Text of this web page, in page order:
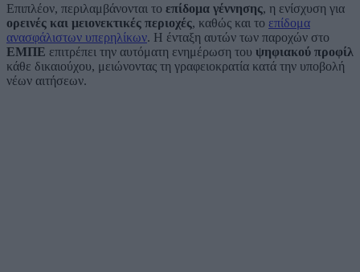
Επιπλέον, περιλαμβάνονται το επίδομα γέννησης, η ενίσχυση για
ορεινές και μειονεκτικές περιοχές, καθώς και το επίδομα
ανασφάλιστων υπερηλίκων. Η ένταξη αυτών των παροχών στο
ΕΜΠΕ επιτρέπει την αυτόματη ενημέρωση του ψηφιακού προφίλ
κάθε δικαιούχου, μειώνοντας τη γραφειοκρατία κατά την υποβολή
νέων αιτήσεων.